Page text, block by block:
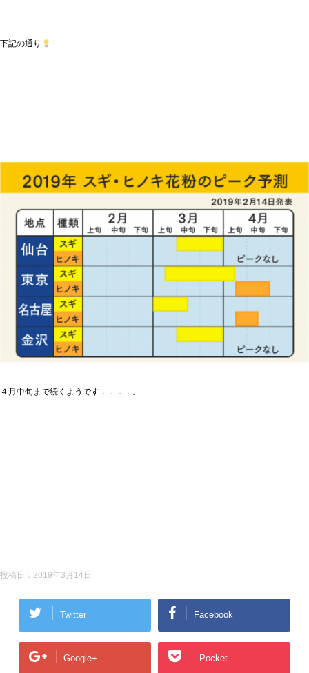
下記の通り
４月中旬まで続くようです．．．．。
投稿日： 2019年3月14日
Twitter Facebook
Google+ Pocket